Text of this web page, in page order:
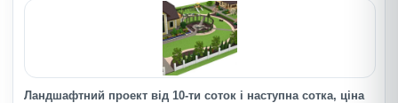
Ландшафтний проект від 10-ти соток і наступна сотка, ціна